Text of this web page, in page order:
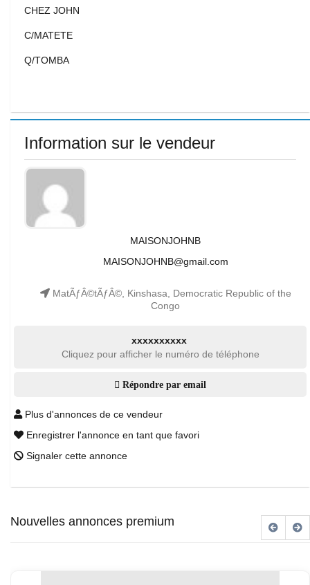
CHEZ JOHN
C/MATETE
Q/TOMBA
Information sur le vendeur
MAISONJOHNB
MAISONJOHNB@gmail.com
MatÃƒÂ©tÃƒÂ©, Kinshasa, Democratic Republic of the
Congo
xxxxxxxxxx
Cliquez pour afficher le numéro de téléphone
Répondre par email
Plus d'annonces de ce vendeur
Enregistrer l'annonce en tant que favori
Signaler cette annonce
Nouvelles annonces premium